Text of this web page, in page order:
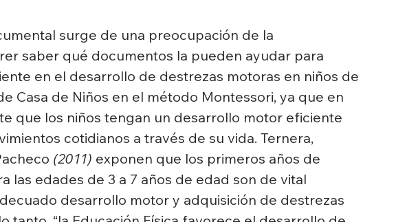
surge de una preocupación de la
saber qué documentos la pueden ayudar para
en el desarrollo de destrezas motoras en niños de
Casa de Niños en el método Montessori, ya que en
que los niños tengan un desarrollo motor eficiente
cotidianos a través de su vida. Ternera,
(2011) exponen que los primeros años de
las edades de 3 a 7 años de edad son de vital
desarrollo motor y adquisición de destrezas